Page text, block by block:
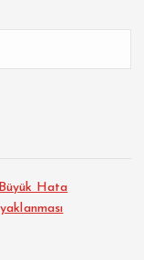
Hata